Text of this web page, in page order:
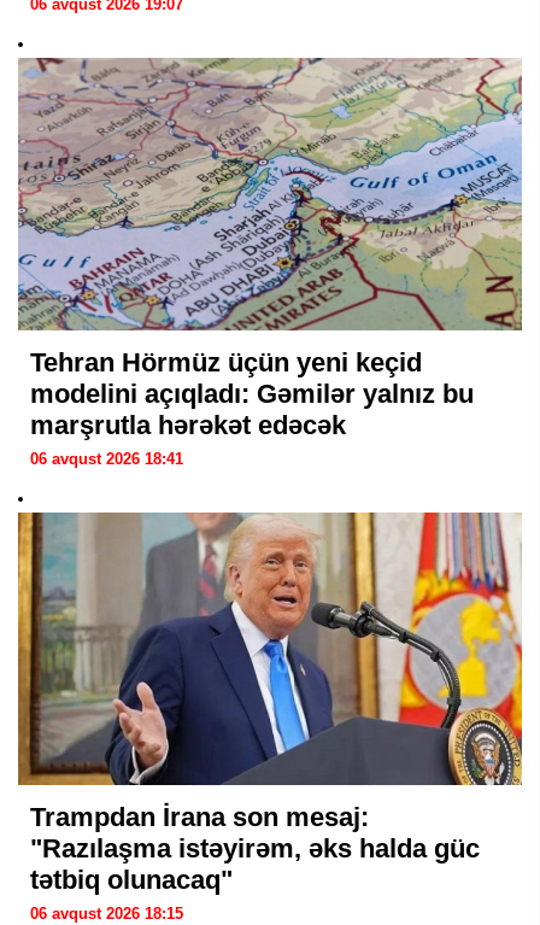
06 avqust 2026 19:07
Tehran Hörmüz üçün yeni keçid
modelini açıqladı: Gəmilər yalnız bu
marşrutla hərəkət edəcək
06 avqust 2026 18:41
Trampdan İrana son mesaj:
"Razılaşma istəyirəm, əks halda güc
tətbiq olunacaq"
06 avqust 2026 18:15